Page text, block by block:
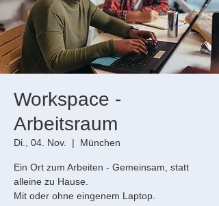
Workspace -
Arbeitsraum
Di., 04. Nov.
  |
München
Ein Ort zum Arbeiten - Gemeinsam, statt
alleine zu Hause.
Mit oder ohne eingenem Laptop.